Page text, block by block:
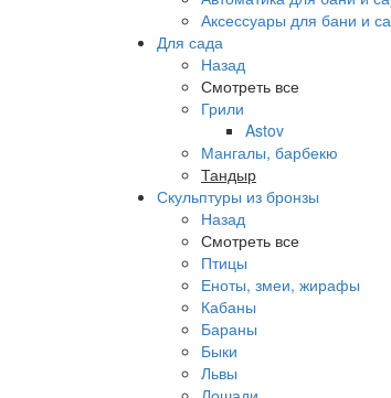
Аксессуары для бани и
Для сада
Назад
Смотреть все
Грили
Astov
Мангалы, барбекю
Тандыр
Скульптуры из бронзы
Назад
Смотреть все
Птицы
Еноты, змеи, жирафы
Кабаны
Бараны
Быки
Львы